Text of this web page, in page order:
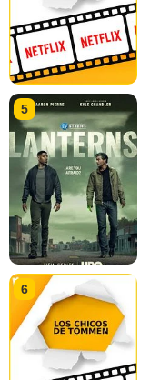
5
6